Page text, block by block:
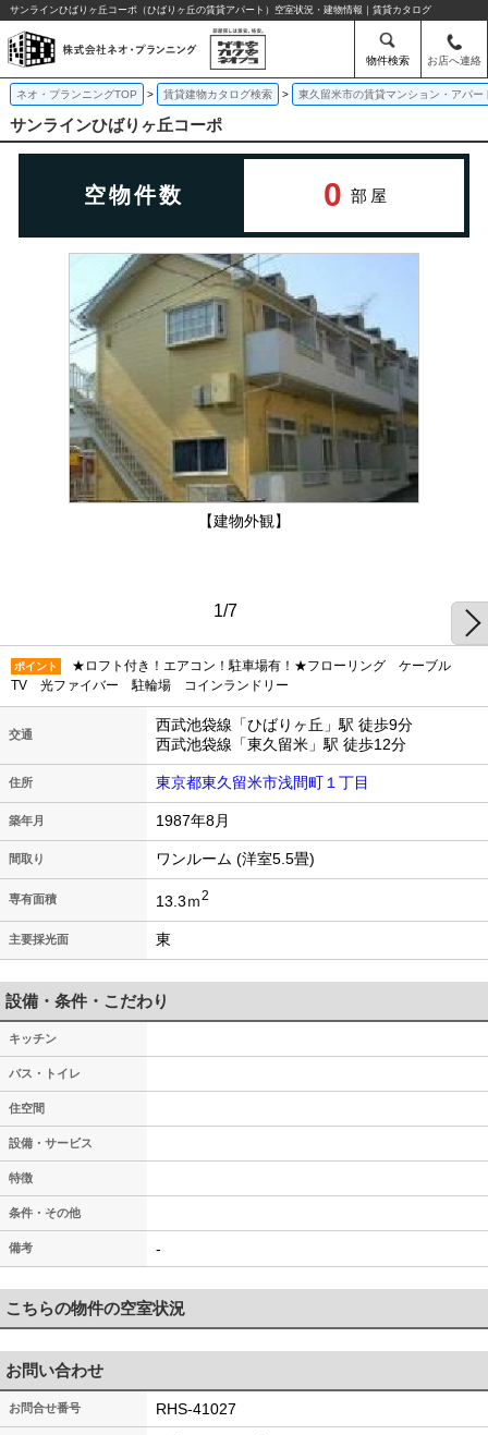
サンラインひばりヶ丘コーポ（ひばりヶ丘の賃貸アパート）空室状況・建物情報｜賃貸カタログ
物件検索 お店へ連絡
ネオ・プランニングTOP 賃貸建物カタログ検索 東久留米市の賃貸マンション・アパー
サンラインひばりヶ丘コーポ
空物件数 0 部屋
【建物外観】
1/7
ポイント
★ロフト付き！エアコン！駐車場有！★フローリング ケーブル
TV 光ファイバー 駐輪場 コインランドリー
交通
西武池袋線「ひばりヶ丘」駅 徒歩9分
西武池袋線「東久留米」駅 徒歩12分
住所 東京都東久留米市浅間町１丁目
築年月 1987年8月
間取り ワンルーム (洋室5.5畳)
専有面積 13.3ｍ2
主要採光面 東
設備・条件・こだわり
キッチン
バス・トイレ
住空間
設備・サービス
特徴
条件・その他
備考 -
こちらの物件の空室状況
お問い合わせ
お問合せ番号 RHS-41027